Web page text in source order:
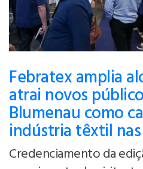
Febratex amplia
atrai novos
Blumenau como
indústria têxtil
Credenciamento da